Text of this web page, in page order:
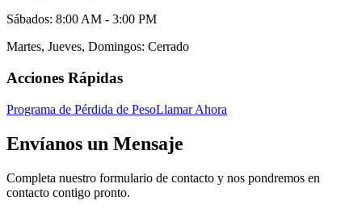
Sábados: 8:00 AM - 3:00 PM
Martes, Jueves, Domingos: Cerrado
Acciones Rápidas
Programa de Pérdida de PesoLlamar Ahora
Envíanos un Mensaje
Completa nuestro formulario de contacto y nos pondremos en
contacto contigo pronto.